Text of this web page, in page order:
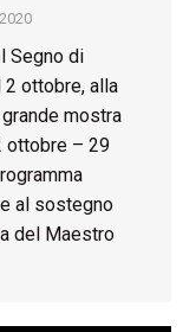
Segno di
2 ottobre, alla
mostra
ottobre – 29
al sostegno
del Maestro